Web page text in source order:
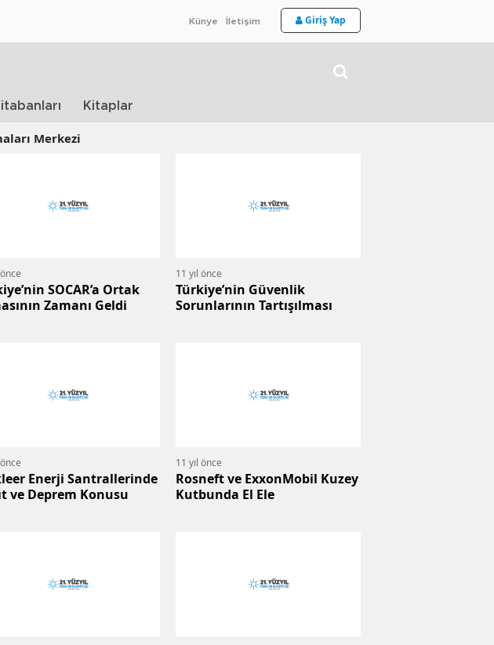
Künye İletişim Giriş Yap
Kitaplar
Merkezi
SOCAR’a Ortak
Zamanı Geldi
11 yıl önce
Türkiye’nin Güvenlik
Sorunlarının Tartışılması
Enerji Santrallerinde
ve Deprem Konusu
11 yıl önce
Rosneft ve ExxonMobil Kuzey
Kutbunda El Ele